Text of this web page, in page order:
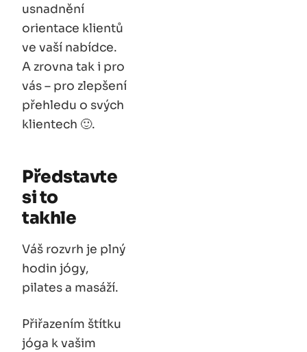
usnadnění
orientace klientů
ve vaší nabídce.
A zrovna tak i pro
vás – pro zlepšení
přehledu o svých
klientech 🙂.
Představte
si to
takhle
Váš rozvrh je plný
hodin jógy,
pilatesa masáží.
Přiřazením štítku
jóga k vašim